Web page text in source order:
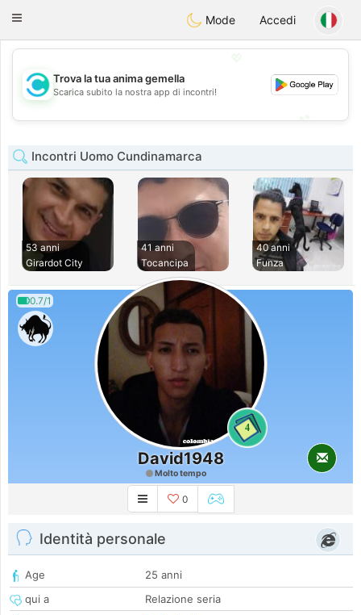
olombiaCitas
Toggle
Mode Accedi
💖
💕
Trova la tua anima gemella
Scarica subito la nostra app di incontri!
Incontri Uomo Cundinamarca
53 anni
Girardot City
41 anni
Tocancipa
40 anni
Funza
0.7/1
4
David1948
Molto tempo
0
Identità personale
Age
25 anni
qui a
Relazione seria